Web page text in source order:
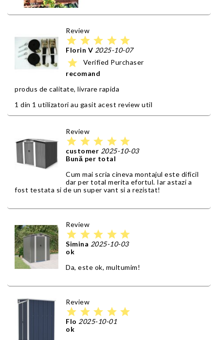
Review
star star star star star
Florin V 2025-10-07
star
Verified Purchaser
recomand
produs de calitate, livrare rapida
1 din 1 utilizatori au gasit acest review util
Review
star star star star star
customer 2025-10-03
Bună per total
Cum mai scria cineva montajul este dificil
dar per total merita efortul. Iar astazi a
fost testata si de un super vant si a rezistat!
Review
star star star star star
Simina 2025-10-03
ok
Da, este ok, multumim!
Review
star star star star star
Flo 2025-10-01
ok